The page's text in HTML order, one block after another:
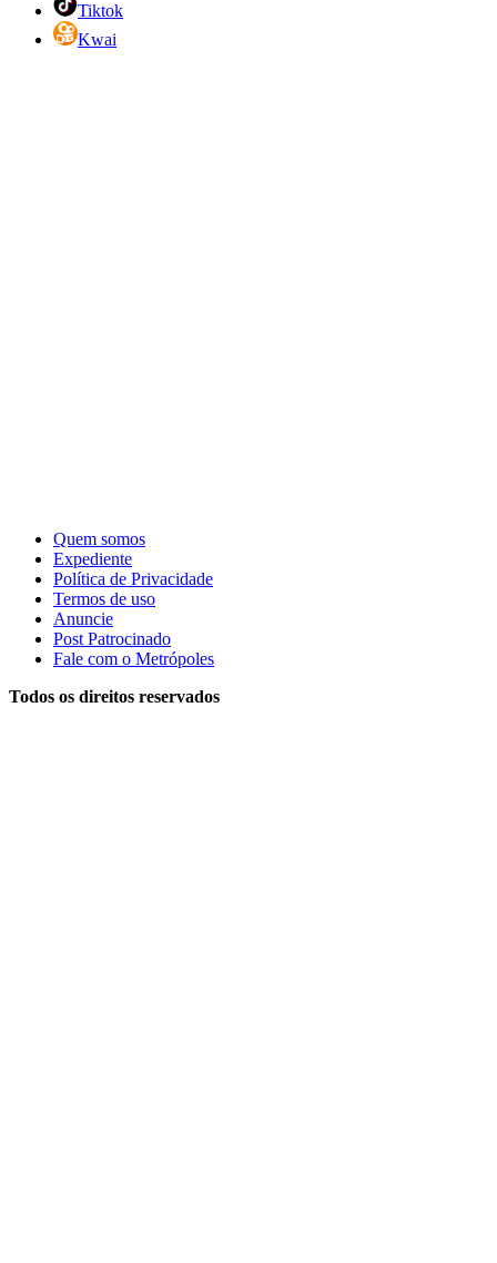
Tiktok
Kwai
Quem somos
Expediente
Política de Privacidade
Termos de uso
Anuncie
Post Patrocinado
Fale com o Metrópoles
Todos os direitos reservados